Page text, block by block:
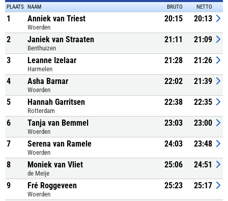
PLAATS NAAM BRUTO NETTO
1 Anniek van Triest
Woerden
20:15 20:13
2 Janiek van Straaten
Benthuizen
21:11 21:09
3 Leanne Izelaar
Harmelen
21:28 21:26
4 Asha Barnar
Woerden
22:02 21:39
5 Hannah Garritsen
Rotterdam
22:38 22:35
6 Tanja van Bemmel
Woerden
23:03 23:00
7 Serena van Ramele
Woerden
24:03 23:48
8 Moniek van Vliet
de Meije
25:06 24:51
9 Fré Roggeveen
Woerden
25:23 25:17